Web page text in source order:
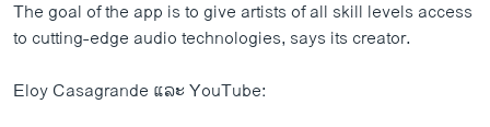
The goal of the app is to give artists of all skill levels access
to cutting-edge audio technologies, says its creator.
Eloy Casagrande ແລະ YouTube: